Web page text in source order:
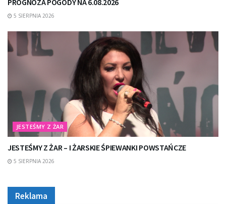
5 SIERPNIA 2026
JESTEŚMY Z ŻAR
JESTEŚMY Z ŻAR – I ŻARSKIE ŚPIEWANKI POWSTAŃCZE
5 SIERPNIA 2026
Reklama